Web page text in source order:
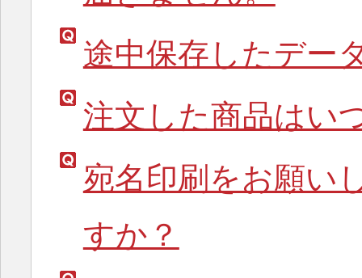
途中保存したデー
注文した商品はい
宛名印刷をお願い
すか？